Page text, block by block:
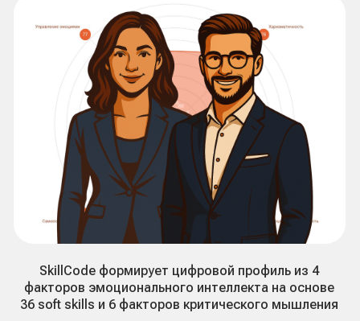
SkillCode формирует цифровой профиль из 4
факторов эмоционального интеллекта на основе
36 soft skills и 6 факторов критического мышления
Что покажет тест?
Пройти диагностику